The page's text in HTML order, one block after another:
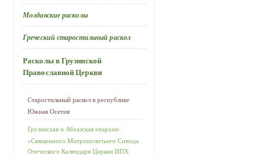
Молдавские расколы
Греческий старостильный раскол
Расколы в Грузинской
Православной Церкви
Старостильный раскол в республике
Южная Осетия
Грузинская и Абхазская епархии
«Священного Митрополичьего Синода
Отеческого Календаря Церкви ИПХ